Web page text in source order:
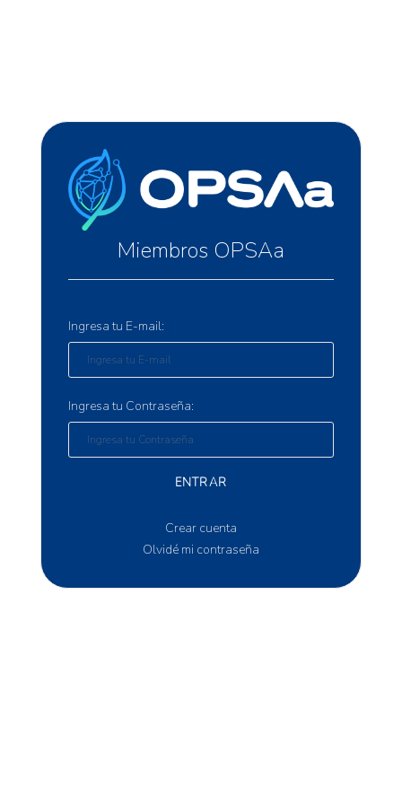
Miembros OPSAa
Ingresa tu E-mail:
Ingresa tu Contraseña:
ENTRAR
Crear cuenta
Olvidé mi contraseña